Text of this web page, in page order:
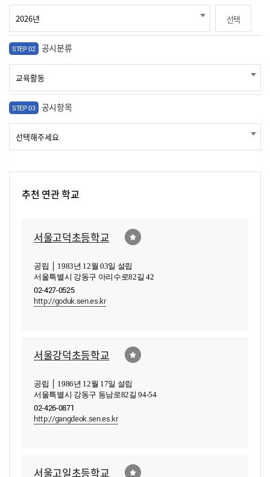
선택
STEP 02 공시분류
STEP 03 공시항목
추천 연관 학교
서울고덕초등학교
공립 │ 1983년 12월 03일 설립
서울특별시 강동구 아리수로82길 42
02-427-0525
http://goduk.sen.es.kr
서울강덕초등학교
공립 │ 1986년 12월 17일 설립
서울특별시 강동구 동남로82길 94-54
02-426-0871
http://gangdeok.sen.es.kr
서울고일초등학교